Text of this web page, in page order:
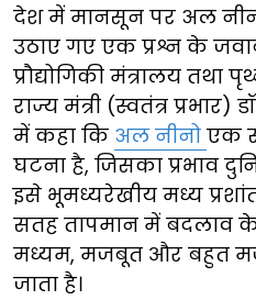
देश में मानसून पर अल
उठाए गए एक प्रश्न के
प्रौद्योगिकी मंत्रालय तथा
राज्य मंत्री (स्वतंत्र प्रभार)
में कहा कि अल नीनो एक
घटना है, जिसका प्रभाव
इसे भूमध्यरेखीय मध्य
सतह तापमान में बदलाव
मध्यम, मजबूत और बहुत
जाता है।